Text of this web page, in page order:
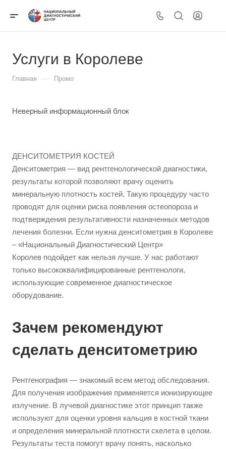
Услуги в Королеве
Главная — Промо
Неверный информационный блок
ДЕНСИТОМЕТРИЯ КОСТЕЙ
Денситометрия — вид рентгенологической диагностики,
результаты которой позволяют врачу оценить
минеральную плотность костей. Такую процедуру часто
проводят для оценки риска появления остеопороза и
подтверждения результативности назначенных методов
лечения болезни. Если нужна денситометрия в Королеве
– «Национальный Диагностический Центр»
Королев подойдет как нельзя лучше. У нас работают
только высококвалифицированные рентгенологи,
использующие современное диагностическое
оборудование.
Зачем рекомендуют
сделать денситометрию
Рентгенография — знакомый всем метод обследования.
Для получения изображения применяется ионизирующее
излучение. В лучевой диагностике этот принцип также
используют для оценки уровня кальция в костной ткани
и определения минеральной плотности скелета в целом.
Результаты теста помогут врачу понять, насколько